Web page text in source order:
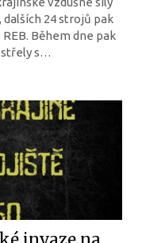
dalších 24 strojů pak
Během dne pak
střely s…